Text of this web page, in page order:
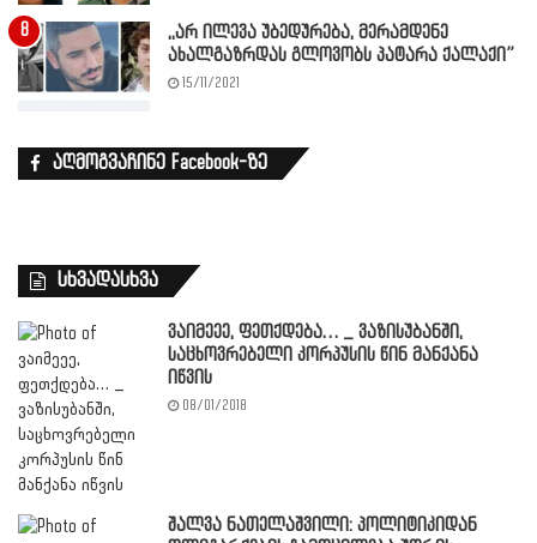
,,არ ილევა უბედურება, მერამდენე
ახალგაზრდას გლოვობს პატარა ქალაქი”
15/11/2021
აღმოგვაჩინე Facebook-ზე
სხვადასხვა
ვაიმეეე, ფეთქდება… _ ვაზისუბანში,
საცხოვრებელი კორპუსის წინ მანქანა
იწვის
08/01/2018
შალვა ნათელაშვილი: პოლიტიკიდან